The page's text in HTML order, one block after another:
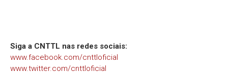
Siga a CNTTL nas redes sociais:
www.facebook.com/cnttloficial
www.twitter.com/cnttloficial